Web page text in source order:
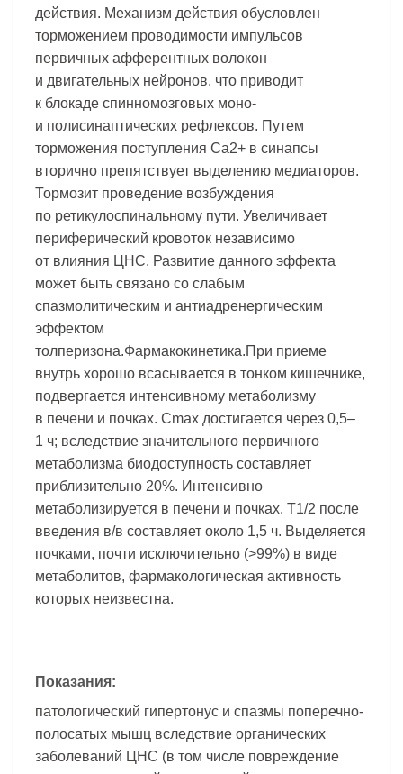
действия. Механизм действия обусловлен
торможением проводимости импульсов
первичных афферентных волокон
и двигательных нейронов, что приводит
к блокаде спинномозговых моно-
и полисинаптических рефлексов. Путем
торможения поступления Са2+ в синапсы
вторично препятствует выделению медиаторов.
Тормозит проведение возбуждения
по ретикулоспинальному пути. Увеличивает
периферический кровоток независимо
от влияния ЦНС. Развитие данного эффекта
может быть связано со слабым
спазмолитическим и антиадренергическим
эффектом
толперизона.Фармакокинетика.При приеме
внутрь хорошо всасывается в тонком кишечнике,
подвергается интенсивному метаболизму
в печени и почках. Cmax достигается через 0,5–
1 ч; вследствие значительного первичного
метаболизма биодоступность составляет
приблизительно 20%. Интенсивно
метаболизируется в печени и почках. T1/2 после
введения в/в составляет около 1,5 ч. Выделяется
почками, почти исключительно (>99%) в виде
метаболитов, фармакологическая активность
которых неизвестна.
Показания:
патологический гипертонус и спазмы поперечно-
полосатых мышц вследствие органических
заболеваний ЦНС (в том числе повреждение